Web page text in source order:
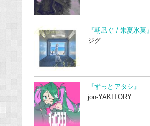
『朝凪ぐ / 朱夏氷菓』
ジグ
『ずっとアタシ』
jon-YAKITORY